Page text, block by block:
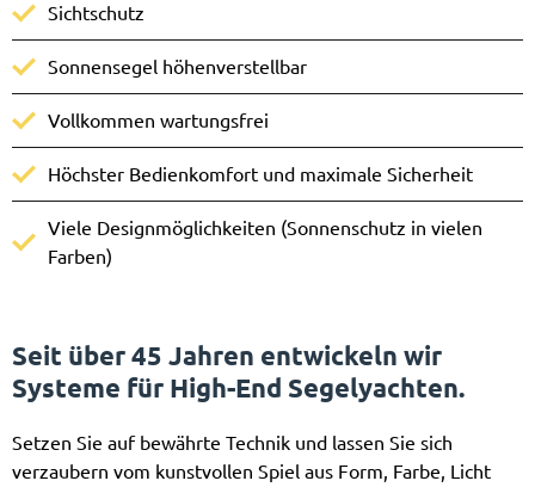
Sichtschutz
Sonnensegel höhenverstellbar
Vollkommen wartungsfrei
Höchster Bedienkomfort und maximale Sicherheit
Viele Designmöglichkeiten (Sonnenschutz in vielen
Farben)
Seit über 45 Jahren entwickeln wir
Systeme für High-End Segelyachten.
Setzen Sie auf bewährte Technik und lassen Sie sich
verzaubern vom kunstvollen Spiel aus Form, Farbe, Licht